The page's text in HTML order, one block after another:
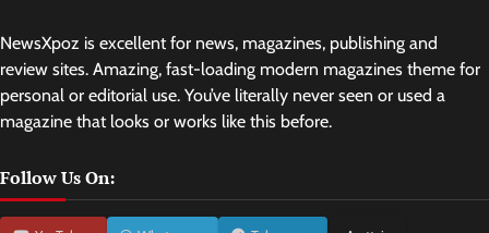
NewsXpoz is excellent for news, magazines, publishing and
review sites. Amazing, fast-loading modern magazines theme for
personal or editorial use. You’ve literally never seen or used a
magazine that looks or works like this before.
Follow Us On: